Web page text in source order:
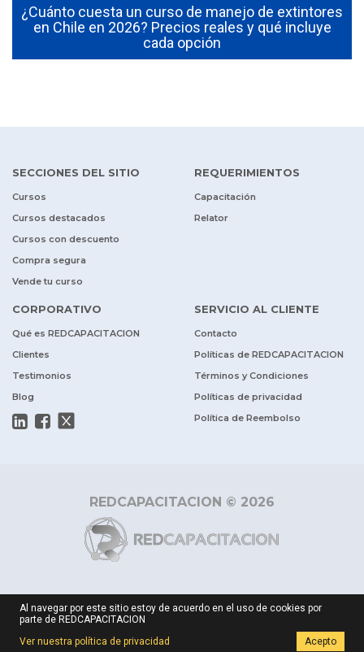
¿Cuánto cuesta un curso de manejo de extintores
en Chile en 2026? Precios reales y qué incluye
cada opción
SECCIONES DEL SITIO
Cursos
Cursos destacados
Cursos con descuento
Compra segura
Vende tu curso
REQUERIMIENTOS
Capacitación
Relator
CORPORATIVO
Qué es REDCAPACITACION
Clientes
Testimonios
Blog
SERVICIO AL CLIENTE
Contacto
Políticas de REDCAPACITACION
Términos y Condiciones
Políticas de privacidad
Política de Reembolso
REDCAPACITACION © 2026
Al navegar por este sitio estoy de acuerdo en el uso de cookies por
parte de REDCAPACITACION
Ver nuestra política de privacidad
Acepto